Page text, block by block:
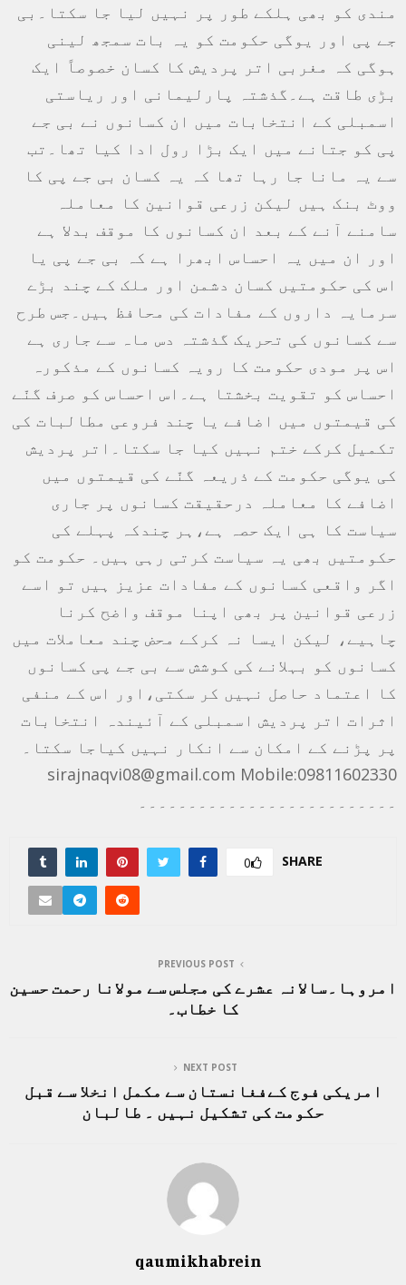
مندی کو بھی ہلکے طور پر نہیں لیا جا سکتا۔بی
جے پی اور یوگی حکومت کو یہ بات سمجھ لینی
ہوگی کہ مغربی اتر پردیش کا کسان خصوصاً ایک
بڑی طاقت ہے۔گذشتہ پارلیمانی اور ریاستی
اسمبلی کے انتخابات میں ان کسانوں نے بی جے
پی کو جتانے میں ایک بڑا رول ادا کیا تھا۔تب
سے یہ مانا جا رہا تھا کہ یہ کسان بی جے پی کا
ووٹ بنک ہیں لیکن زرعی قوانین کا معاملہ
سامنے آنے کے بعد ان کسانوں کا موقف بدلا ہے
اور ان میں یہ احساس ابھرا ہے کہ بی جے پی یا
اس کی حکومتیں کسان دشمن اور ملک کے چند بڑے
سرمایہ داروں کے مفادات کی محافظ ہیں۔جس طرح
سے کسانوں کی تحریک گذشتہ دس ماہ سے جاری ہے
اس پر مودی حکومت کا رویہ کسانوں کے مذکورہ
احساس کو تقویت بخشتا ہے۔اس احساس کو صرف گنّے
کی قیمتوں میں اضافے یا چند فروعی مطالبات کی
تکمیل کرکے ختم نہیں کیا جا سکتا۔اتر پردیش
کی یوگی حکومت کے ذریعہ گنّے کی قیمتوں میں
اضافے کا معاملہ درحقیقت کسانوں پر جاری
سیاست کا ہی ایک حصہ ہے،ہر چندکہ پہلے کی
حکومتیں بھی یہ سیاست کرتی رہی ہیں۔ حکومت کو
اگر واقعی کسانوں کے مفادات عزیز ہیں تو اسے
زرعی قوانین پر بھی اپنا موقف واضح کرنا
چاہیے، لیکن ایسا نہ کرکے محض چند معاملات میں
کسانوں کو بہلانے کی کوشش سے بی جے پی کسانوں
کا اعتماد حاصل نہیں کر سکتی،اور اس کے منفی
اثرات اتر پردیش اسمبلی کے آئیندہ انتخابات
پر پڑنے کے امکان سے انکار نہیں کیاجا سکتا۔
sirajnaqvi08@gmail.com Mobile:09811602330
۔۔۔۔۔۔۔۔۔۔۔۔۔۔۔۔۔۔۔۔۔۔۔۔۔۔
SHARE
0
PREVIOUS POST
امروہا۔سالانہ عشرے کی مجلس سے مولانا رحمت حسین
کا خطاب۔
NEXT POST
امریکی فوج کےفغانستان سے مکمل انخلا سے قبل
حکومت کی تشکیل نہیں ۔ طالبان
qaumikhabrein